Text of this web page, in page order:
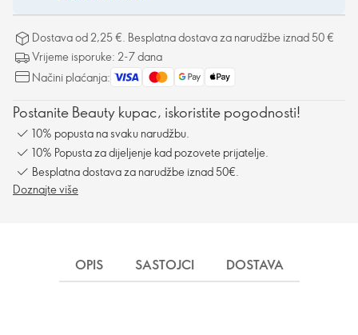
Dostava od 2,25 €. Besplatna dostava za narudžbe iznad 50 €
Vrijeme isporuke: 2-7 dana
Načini plaćanja:
Postanite Beauty kupac, iskoristite pogodnosti!
10% popusta na svaku narudžbu.
10% Popusta za dijeljenje kad pozovete prijatelje.
Besplatna dostava za narudžbe iznad 50€.
Doznajte više
OPIS SASTOJCI DOSTAVA